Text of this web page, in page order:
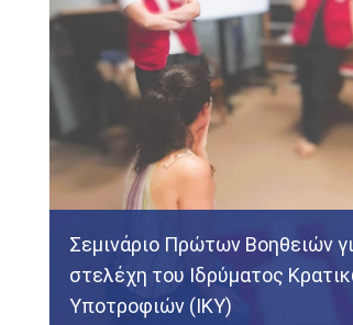
Σεμινάριο Πρώτων Βοηθειών
στελέχη του Ιδρύματος
Υποτροφιών (ΙΚΥ)